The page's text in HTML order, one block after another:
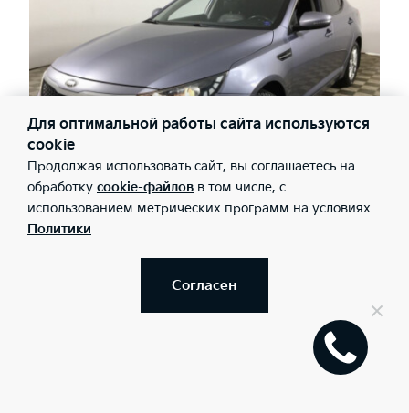
Рязань, АВТОИМПОРТ-Киа
Пробег: 245241 км
Для оптимальной работы сайта используются
cookie
Продолжая использовать сайт, вы соглашаетесь на
обработку cookie-файлов в том числе, с
использованием метрических программ на условиях
Политики
Согласен